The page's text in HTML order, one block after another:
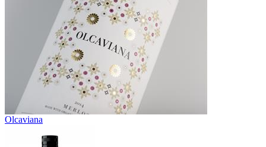
Olcaviana